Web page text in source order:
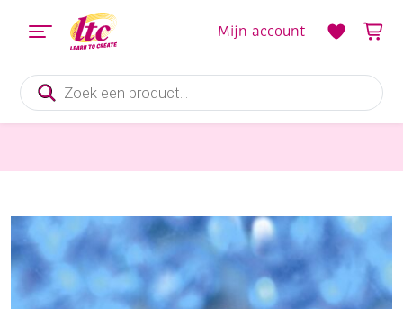
Producten
zoeken
Mijn account